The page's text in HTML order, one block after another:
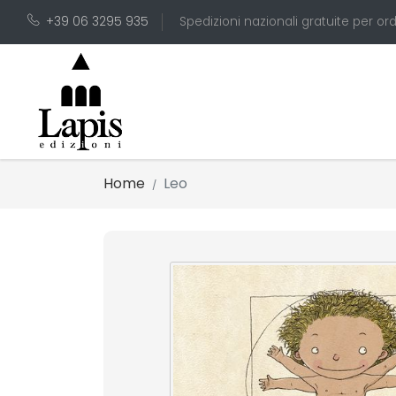
+39 06 3295 935 Spedizioni nazionali gratuite per
Home Leo